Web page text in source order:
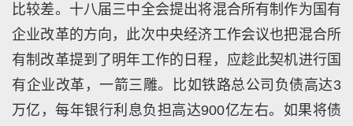
比较差。十八届三中全会提出将混合所有制作为国有
企业改革的方向，此次中央经济工作会议也把混合所
有制改革提到了明年工作的日程，应趁此契机进行国
有企业改革，一箭三雕。比如铁路总公司负债高达3
万亿，每年银行利息负担高达900亿左右。如果将债